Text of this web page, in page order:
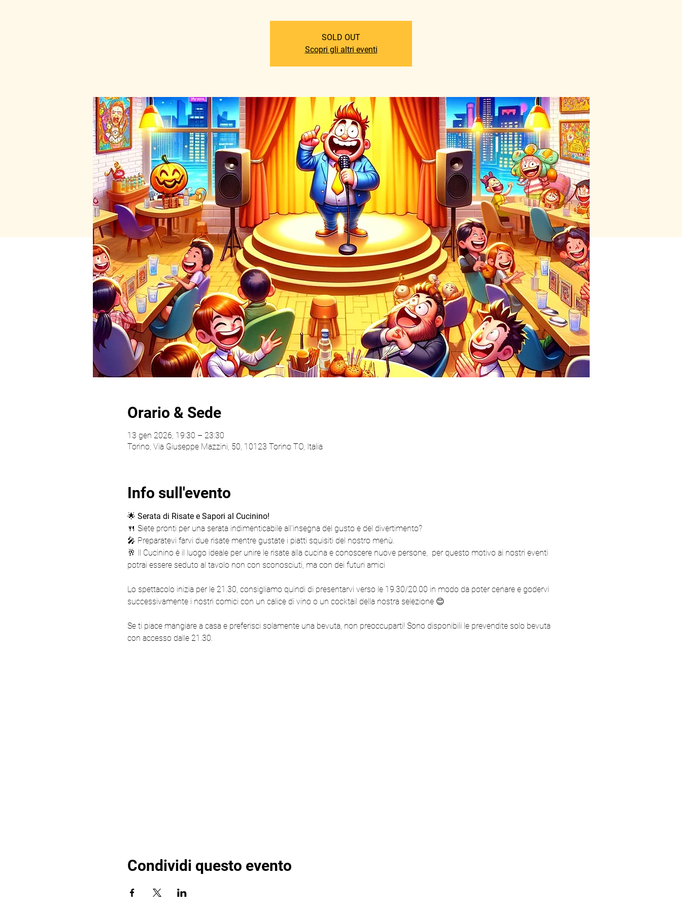
SOLD OUT
Scopri gli altri eventi
Orario & Sede
13 gen 2026, 19:30 – 23:30
Torino, Via Giuseppe Mazzini, 50, 10123 Torino TO, Italia
Info sull'evento
🌟 Serata di Risate e Sapori al Cucinino!
🍴 Siete pronti per una serata indimenticabile all'insegna del gusto e del divertimento?
🎤 Preparatevi farvi due risate mentre gustate i piatti squisiti del nostro menù.
🥂 Il Cucinino è il luogo ideale per unire le risate alla cucina e conoscere nuove persone,  per questo motivo ai nostri eventi
potrai essere seduto al tavolo non con sconosciuti, ma con dei futuri amici
Lo spettacolo inizia per le 21.30, consigliamo quindi di presentarvi verso le 19.30/20.00 in modo da poter cenare e godervi
successivamente i nostri comici con un calice di vino o un cocktail della nostra selezione 😊
Se ti piace mangiare a casa e preferisci solamente una bevuta, non preoccuparti! Sono disponibili le prevendite solo bevuta
con accesso dalle 21.30.
Condividi questo evento